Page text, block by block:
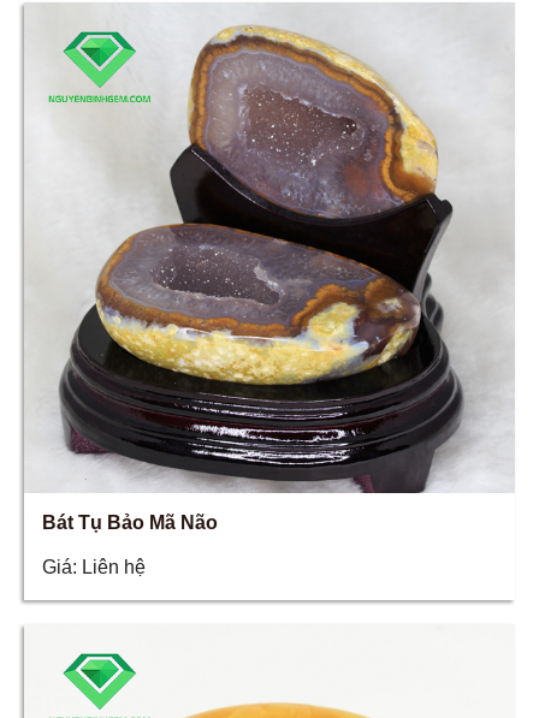
Bát Tụ Bảo Mã Não
Giá: Liên hệ